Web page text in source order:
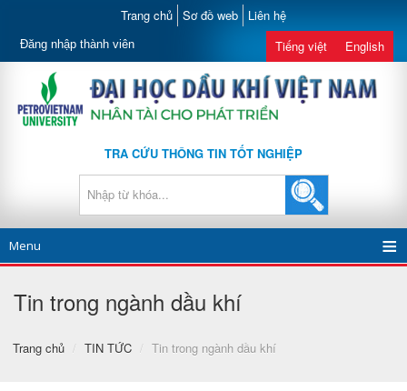
Trang chủ Sơ đồ web Liên hệ
Đăng nhập thành viên Tiếng việt English
TRA CỨU THÔNG TIN TỐT NGHIỆP
Menu
Tin trong ngành dầu khí
Trang chủ / TIN TỨC / Tin trong ngành dầu khí